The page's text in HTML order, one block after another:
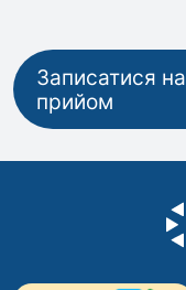
Записатися на
прийом